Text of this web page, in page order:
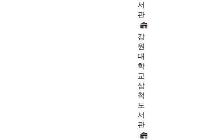
서
관
강
원
대
학
교
삼
척
도
서
관